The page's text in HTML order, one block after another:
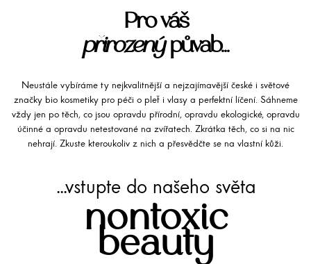
Pro váš
přirozenýpůvab...
Neustále vybíráme ty nejkvalitnější a nejzajímavější české i světové
značky bio kosmetiky pro péči o pleť i vlasy a perfektní líčení. Sáhneme
vždy jen po těch, co jsou opravdu přírodní, opravdu ekologické, opravdu
účinné a opravdu netestované na zvířatech. Zkrátka těch, co si na nic
nehrají. Zkuste kteroukoliv z nich a přesvědčte se na vlastní kůži.
...vstupte do našeho světa
nontoxic
beauty